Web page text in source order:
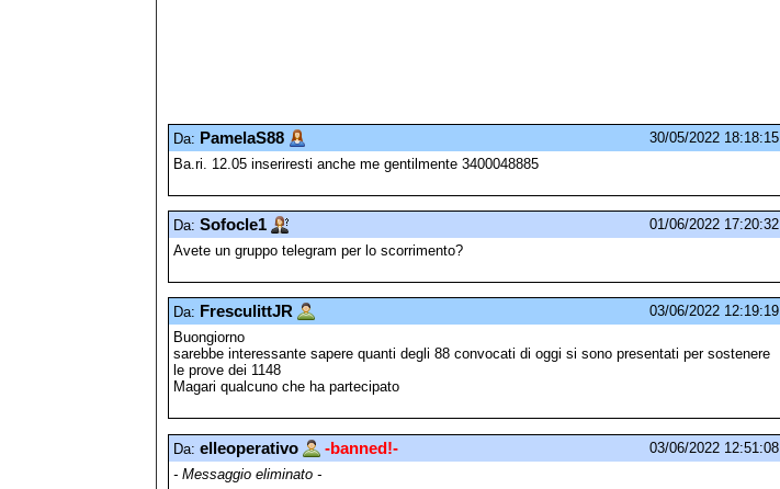
Da: PamelaS88
30/05/2022 18:18:15
Ba.ri. 12.05 inseriresti anche me gentilmente 3400048885
Da: Sofocle1
01/06/2022 17:20:32
Avete un gruppo telegram per lo scorrimento?
Da: FresculittJR
03/06/2022 12:19:19
Buongiorno
sarebbe interessante sapere quanti degli 88 convocati di oggi si sono presentati per sostenere
le prove dei 1148
Magari qualcuno che ha partecipato
Da: elleoperativo -banned!-
03/06/2022 12:51:08
- Messaggio eliminato -